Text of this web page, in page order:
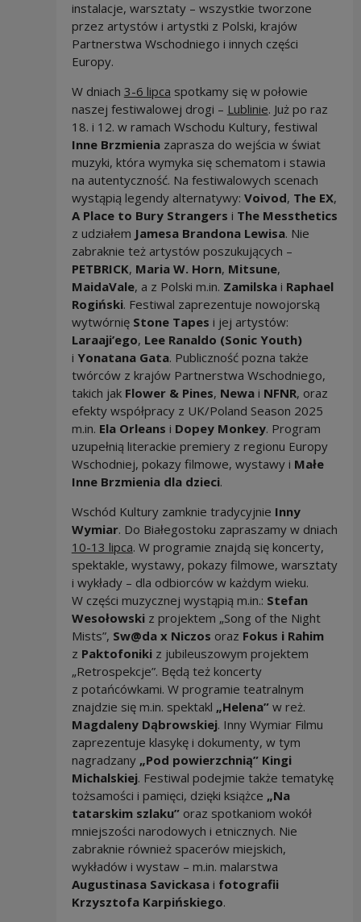
instalacje, warsztaty – wszystkie tworzone
przez artystów i artystki z Polski, krajów
Partnerstwa Wschodniego i innych części
Europy.
W dniach 3-6 lipca spotkamy się w połowie
naszej festiwalowej drogi – Lublinie. Już po raz
18. i 12. w ramach Wschodu Kultury, festiwal
Inne Brzmieniazaprasza do wejścia w świat
muzyki, która wymyka się schematom i stawia
na autentyczność. Na festiwalowych scenach
wystąpią legendy alternatywy: Voivod, The EX,
A Place to Bury Strangers i The Messthetics
z udziałem Jamesa Brandona Lewisa. Nie
zabraknie też artystów poszukujących –
PETBRICK, Maria W. Horn, Mitsune,
MaidaVale, a z Polski m.in. Zamilskai Raphael
Rogiński. Festiwal zaprezentuje nowojorską
wytwórnię Stone Tapes i jej artystów:
Laraaji’ego, Lee Ranaldo (Sonic Youth)
i Yonatana Gata. Publiczność pozna także
twórców z krajów Partnerstwa Wschodniego,
takich jak Flower & Pines, Newai NFNR, oraz
efekty współpracy z UK/Poland Season 2025
m.in. Ela Orleans i Dopey Monkey. Program
uzupełnią literackie premiery z regionu Europy
Wschodniej, pokazy filmowe, wystawy i Małe
Inne Brzmienia dla dzieci.
Wschód Kultury zamknie tradycyjnie Inny
Wymiar. Do Białegostoku zapraszamy w dniach
10-13 lipca. W programie znajdą się koncerty,
spektakle, wystawy, pokazy filmowe, warsztaty
i wykłady – dla odbiorców w każdym wieku.
W części muzycznej wystąpią m.in.: Stefan
Wesołowskiz projektem „Song of the Night
Mists”, Sw@da x Niczos oraz Fokus i Rahim
z Paktofoniki z jubileuszowym projektem
„Retrospekcje”. Będą też koncerty
z potańcówkami. W programie teatralnym
znajdzie się m.in. spektakl „Helena”w reż.
Magdaleny Dąbrowskiej. Inny Wymiar Filmu
zaprezentuje klasykę i dokumenty, w tym
nagradzany „Pod powierzchnią” Kingi
Michalskiej. Festiwal podejmie także tematykę
tożsamości i pamięci, dzięki książce „Na
tatarskim szlaku”oraz spotkaniom wokół
mniejszości narodowych i etnicznych. Nie
zabraknie również spacerów miejskich,
wykładów i wystaw – m.in. malarstwa
Augustinasa Savickasai fotografii
Krzysztofa Karpińskiego.